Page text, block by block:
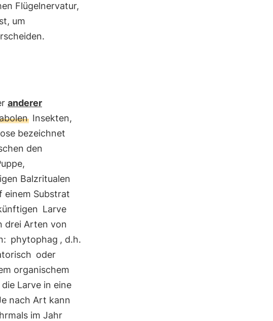
Flügelnervatur,
um
anderer
Insekten,
bezeichnet
den
Balzritualen
einem Substrat
Larve
drei Arten von
phytophag , d.h.
oder
organischem
Larve in eine
nach Art kann
im Jahr